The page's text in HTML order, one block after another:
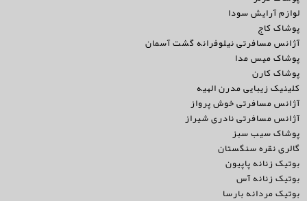
لوازم آرایش سودا
پوشاک کاج
آژانس مسافرتی نیلوفرانه گشت آسمان
پوشاک میس مدا
پوشاک کارن
کلینیک زیبایی مدرن الهیه
آژانس مسافرتی خوش پرواز
آژانس مسافرتی نادری شیراز
پوشاک سیب سبز
گالری نقره سنگستان
بوتیک زنانه پاپیون
بوتیک زنانه آس
بوتیک مردانه بارسا